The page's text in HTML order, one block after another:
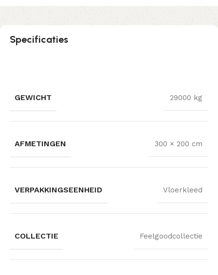
Specificaties
GEWICHT 29000 kg
AFMETINGEN 300 × 200 cm
VERPAKKINGSEENHEID Vloerkleed
COLLECTIE Feelgoodcollectie